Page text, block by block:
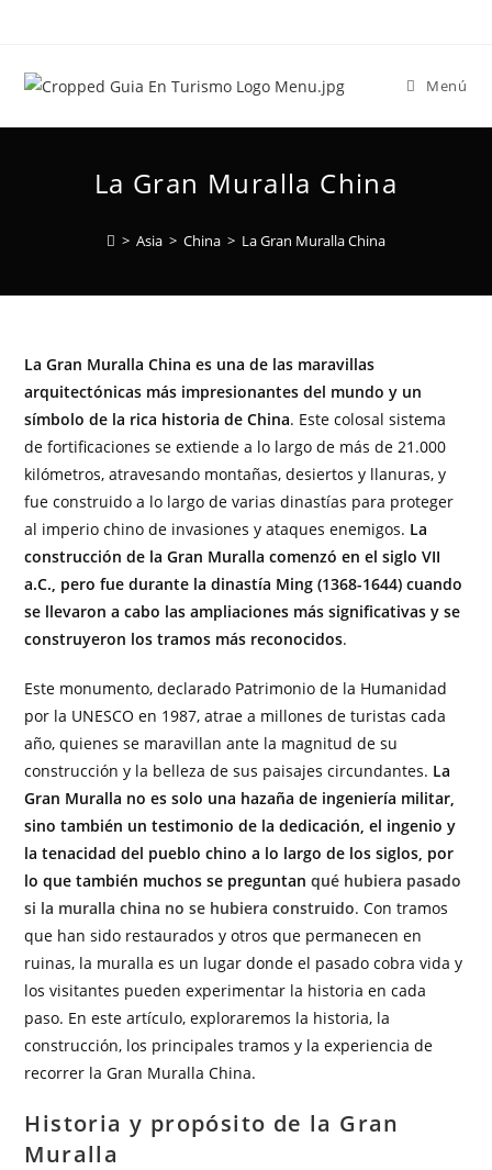
Menú
La Gran Muralla China
> Asia > China > La Gran Muralla China
La Gran Muralla China es una de las maravillas
arquitectónicas más impresionantes del mundo y un
símbolo de la rica historia de China. Este colosal sistema
de fortificaciones se extiende a lo largo de más de 21.000
kilómetros, atravesando montañas, desiertos y llanuras, y
fue construido a lo largo de varias dinastías para proteger
al imperio chino de invasiones y ataques enemigos. La
construcción de la Gran Muralla comenzó en el siglo VII
a.C., pero fue durante la dinastía Ming (1368-1644) cuando
se llevaron a cabo las ampliaciones más significativas y se
construyeron los tramos más reconocidos.
Este monumento, declarado Patrimonio de la Humanidad
por la UNESCO en 1987, atrae a millones de turistas cada
año, quienes se maravillan ante la magnitud de su
construcción y la belleza de sus paisajes circundantes. La
Gran Muralla no es solo una hazaña de ingeniería militar,
sino también un testimonio de la dedicación, el ingenio y
la tenacidad del pueblo chino a lo largo de los siglos, por
lo que también muchos se preguntanqué hubiera pasado
si la muralla china no se hubiera construido. Con tramos
que han sido restaurados y otros que permanecen en
ruinas, la muralla es un lugar donde el pasado cobra vida y
los visitantes pueden experimentar la historia en cada
paso. En este artículo, exploraremos la historia, la
construcción, los principales tramos y la experiencia de
recorrer la Gran Muralla China.
Historia y propósito de la Gran
Muralla